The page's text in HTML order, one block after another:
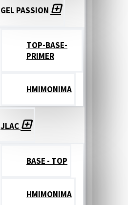
GEL PASSION
TOP-BASE-
PRIMER
ΗΜΙΜΟΝΙΜΑ
JLAC
BASE - TOP
ΗΜΙΜΟΝΙΜΑ